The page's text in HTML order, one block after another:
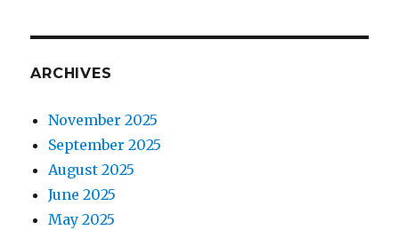
ARCHIVES
November 2025
September 2025
August 2025
June 2025
May 2025